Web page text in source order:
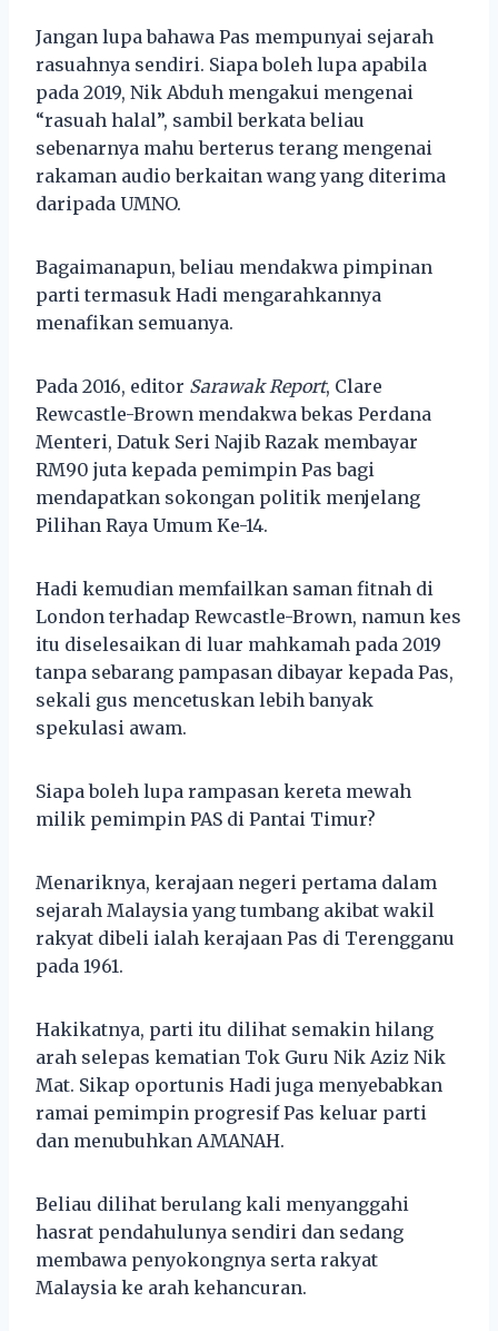
Jangan lupa bahawa Pas mempunyai sejarah
rasuahnya sendiri. Siapa boleh lupa apabila
pada 2019, Nik Abduh mengakui mengenai
“rasuah halal”, sambil berkata beliau
sebenarnya mahu berterus terang mengenai
rakaman audio berkaitan wang yang diterima
daripada UMNO.
Bagaimanapun, beliau mendakwa pimpinan
parti termasuk Hadi mengarahkannya
menafikan semuanya.
Pada 2016, editor Sarawak Report, Clare
Rewcastle-Brown mendakwa bekas Perdana
Menteri, Datuk Seri Najib Razak membayar
RM90 juta kepada pemimpin Pas bagi
mendapatkan sokongan politik menjelang
Pilihan Raya Umum Ke-14.
Hadi kemudian memfailkan saman fitnah di
London terhadap Rewcastle-Brown, namun kes
itu diselesaikan di luar mahkamah pada 2019
tanpa sebarang pampasan dibayar kepada Pas,
sekali gus mencetuskan lebih banyak
spekulasi awam.
Siapa boleh lupa rampasan kereta mewah
milik pemimpin PAS di Pantai Timur?
Menariknya, kerajaan negeri pertama dalam
sejarah Malaysia yang tumbang akibat wakil
rakyat dibeli ialah kerajaan Pas di Terengganu
pada 1961.
Hakikatnya, parti itu dilihat semakin hilang
arah selepas kematian Tok Guru Nik Aziz Nik
Mat. Sikap oportunis Hadi juga menyebabkan
ramai pemimpin progresif Pas keluar parti
dan menubuhkan AMANAH.
Beliau dilihat berulang kali menyanggahi
hasrat pendahulunya sendiri dan sedang
membawa penyokongnya serta rakyat
Malaysia ke arah kehancuran.